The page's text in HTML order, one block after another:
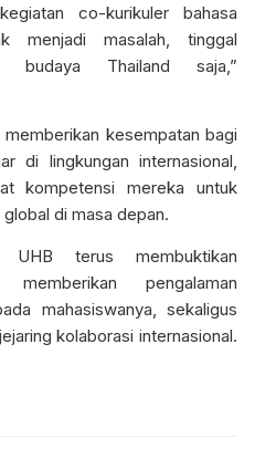
co-kurikuler bahasa
menjadi masalah, tinggal
budaya Thailand saja,”
kesempatan bagi
di lingkungan internasional,
kompetensi mereka untuk
di masa depan.
terus membuktikan
pengalaman
mahasiswanya, sekaligus
kolaborasi internasional.